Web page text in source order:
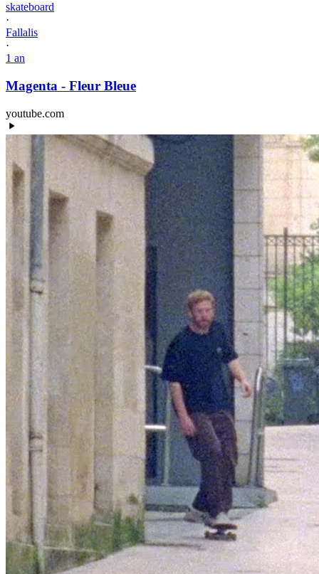
skateboard
·
Fallalis
·
1 an
Magenta - Fleur Bleue
youtube.com